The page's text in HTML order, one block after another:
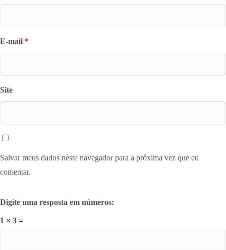
E-mail *
Site
Salvar meus dados neste navegador para a próxima vez que eu
comentar.
Digite uma resposta em números:
1 × 3 =